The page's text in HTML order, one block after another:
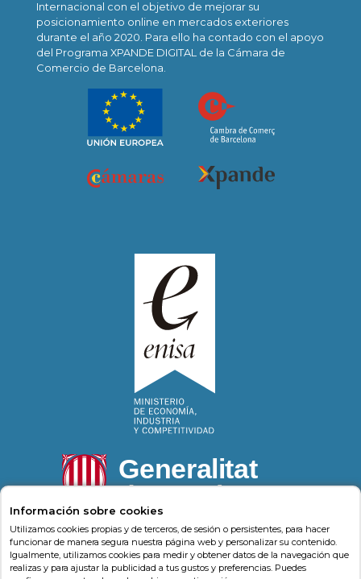
Internacional con el objetivo de mejorar su
posicionamiento online en mercados exteriores
durante el año 2020. Para ello ha contado con el apoyo
del Programa XPANDE DIGITAL de la Cámara de
Comercio de Barcelona.
Psonríe Carrer de la Llacuna 162 08018, Barcelona
(Barcelona)-Psonrie.com
Información sobre cookies
Utilizamos cookies propias y de terceros, de sesión o persistentes, para hacer
funcionar de manera segura nuestra página web y personalizar su contenido.
Igualmente, utilizamos cookies para medir y obtener datos de la navegación que
realizas y para ajustar la publicidad a tus gustos y preferencias. Puedes